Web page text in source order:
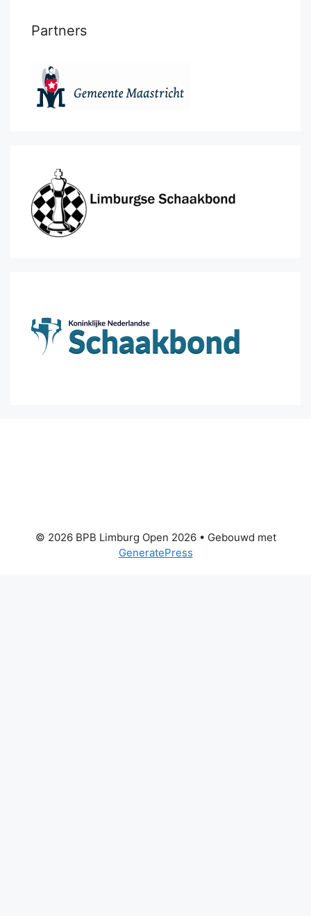
Partners
© 2026 BPB Limburg Open 2026• Gebouwd met
GeneratePress